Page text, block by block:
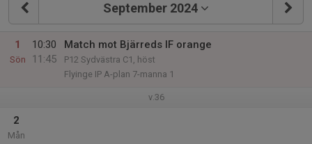
September 2024
1
Sön
10:30
11:45
Match mot Bjärreds IF orange
P12 Sydvästra C1, höst
Flyinge IP A-plan 7-manna 1
v.36
2
Mån